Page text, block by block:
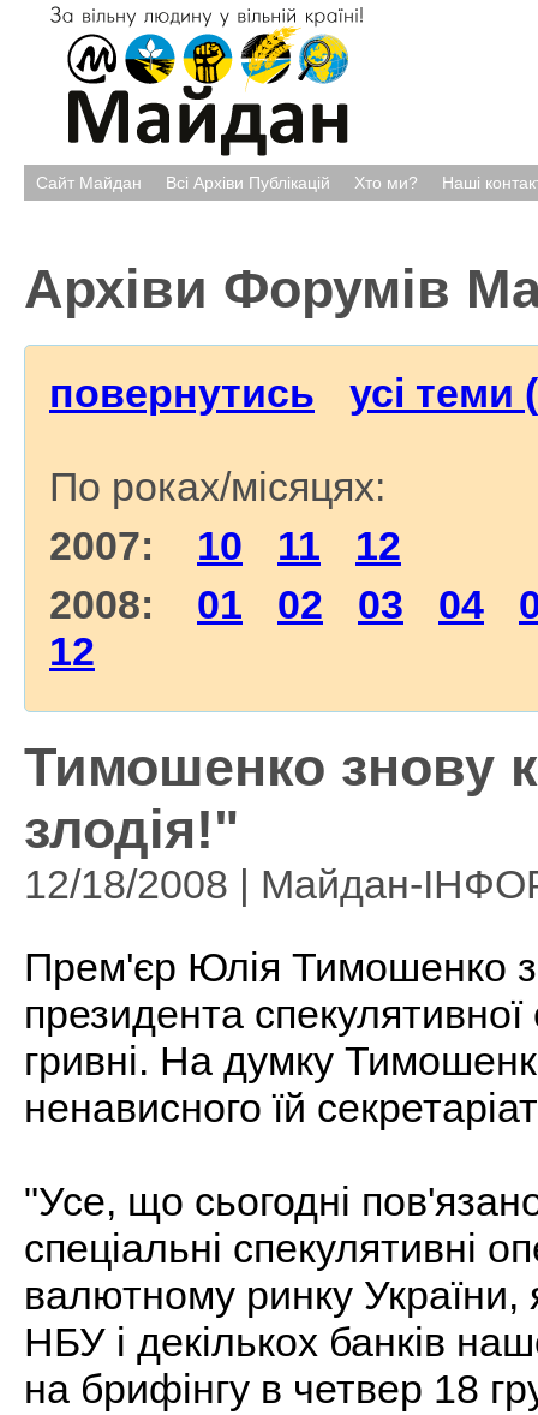
Сайт Майдан Всі Архіви Публікацій Хто ми? Наші
Архіви Форумів
повернутись усі теми
По роках/місяцях:
2007: 10 11
12
2008: 01 02 03 04
12
Тимошенко знову
злодія!"
12/18/2008 | Майдан-
Прем'єр Юлія Тимошенко
президента
гривні. На думку
ненависного їй
"Усе, що сьогодні
спеціальні спекулятивні
валютному ринку України,
НБУ і декількох банків
на брифінгу в четвер 18